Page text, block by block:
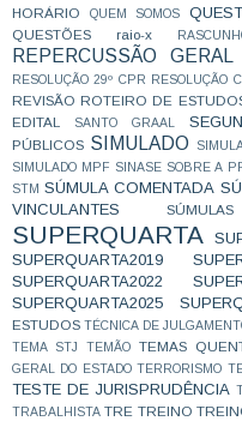
HORÁRIO
QUEM SOMOS
QUESTÕES raio-x
REPERCUSSÃO GERAL
RESOLUÇÃO 29º CPR
RESOLUÇÃO
REVISÃO ROTEIRO DE
EDITAL
SANTO GRAAL
PÚBLICOS SIMULADO
SIMULADO MPF SINASE SOBRE A
STM SÚMULA COMENTADA
VINCULANTES
SUPERQUARTA
SUPERQUARTA2019
SUPERQUARTA2022
SUPERQUARTA2025
ESTUDOS TÉCNICA DE
TEMA STJ TEMÃO TEMAS
GERAL DO ESTADO TERRORISMO
TESTE DE JURISPRUDÊNCIA
TRABALHISTA TRE TREINO